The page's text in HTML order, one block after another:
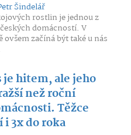
Šindelář
rostlin je jednou z
domácností. V
ovšem začíná být také u nás
je hitem, ale jeho
než roční
Těžce
3x do roka